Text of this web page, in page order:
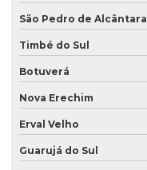
São Pedro de Alcântara
Timbé do Sul
Botuverá
Nova Erechim
Erval Velho
Guarujá do Sul